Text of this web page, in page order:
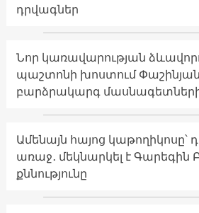
դրվագներ
Նոր կառավարության
պաշտոնի խոստում
բարձրակարգ
Ամենայն հայոց
առաջ․ մեկնարկել է Գարեգին
քննությունը